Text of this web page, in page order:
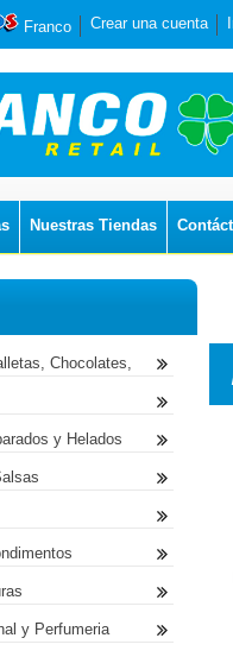
Franco Crear una cuenta
Nuestras Tiendas
Chocolates,
y Helados
y Perfumeria